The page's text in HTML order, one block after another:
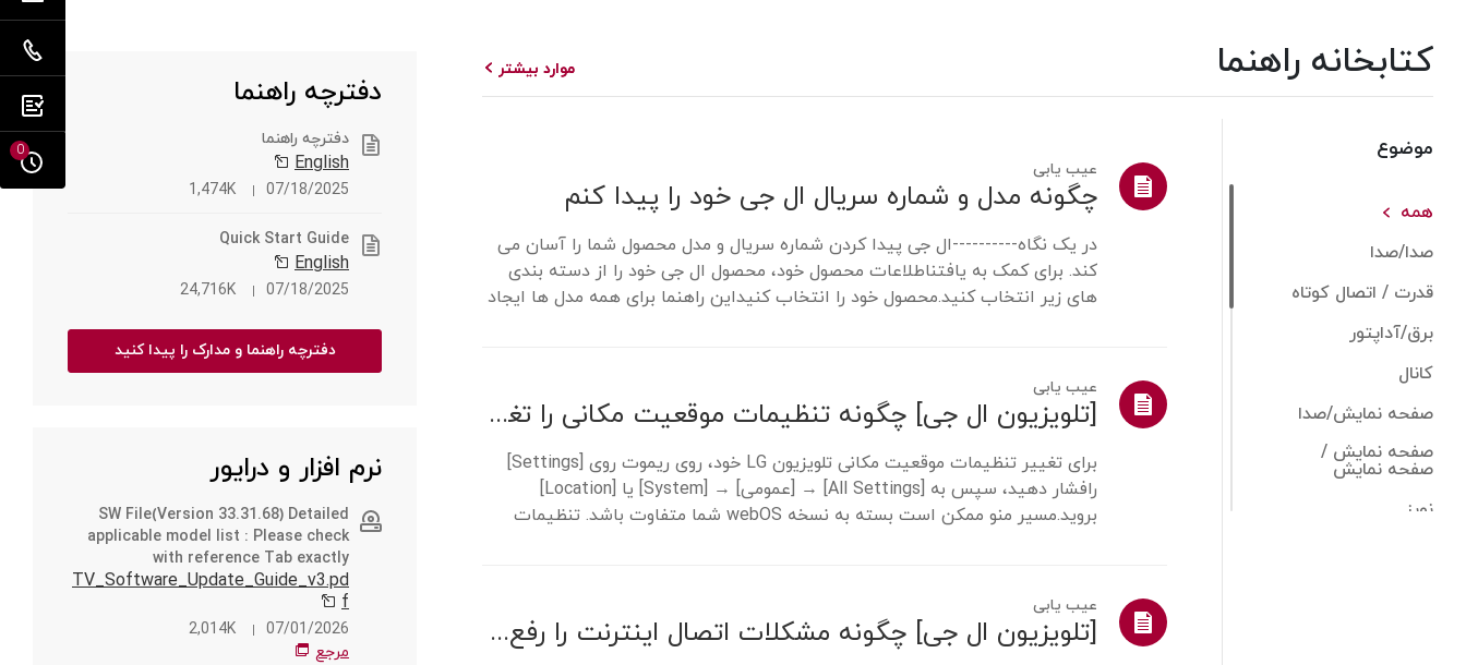
کتابخانه راهنما موارد بیشتر
موضوع
همه
صدا/صدا
قدرت / اتصال کوتاه
برق/آداپتور
کانال
صفحه نمایش/صدا
صفحه نمایش /
صفحه نمایش
نویز
عیب یابی
چگونه مدل و شماره سریال ال جی خود را پیدا کنم
در یک نگاه----------ال جی پیدا کردن شماره سریال و مدل محصول شما را آسان می
کند. برای کمک به یافتناطلاعات محصول خود، محصول ال جی خود را از دسته بندی
های زیر انتخاب کنید.محصول خود را انتخاب کنیداین راهنما برای همه مدل ها ایجاد
عیب یابی
[تلویزیون ال جی] چگونه تنظیمات موقعیت مکانی را تغییر دهیم و کشور خدمات ال جی را تنظیم کنیم
برای تغییر تنظیمات موقعیت مکانی تلویزیون LG خود، روی ریموت روی [Settings]
رافشار دهید، سپس به [All Settings] → [عمومی] → [System] یا [Location]
بروید.مسیر منو ممکن است بسته به نسخه webOS شما متفاوت باشد. تنظیمات
عیب یابی
[تلویزیون ال جی] چگونه مشکلات اتصال اینترنت را رفع کنیم
موارد بیشتر
دفترچه راهنما
دفترچه راهنما
English
07/18/2025
1,474K
Quick Start Guide
English
07/18/2025
24,716K
دفترچه راهنما و مدارک را پیدا کنید
نرم افزار و درایور
SW File(Version 33.31.68) Detailed
applicable model list : Please check
with reference Tab exactly
TV_Software_Update_Guide_v3.pd
f
07/01/2026
2,014K
مرجع
0